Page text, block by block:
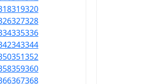
319320
327328
335336
343344
351352
359360
367368